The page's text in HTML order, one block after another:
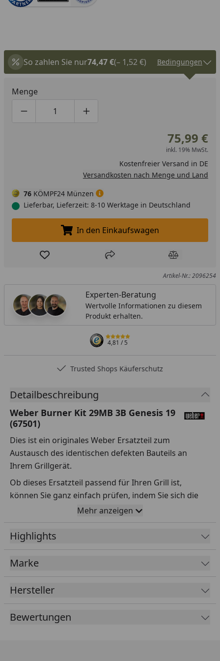
So zahlen Sie nur74,47 €(– 1,52 €) Bedingungen
Menge
Produktmenge um eins verringern
Produktmenge manuell eingeben
Produktmenge um eins erhöhen
75,99 €
inkl. 19% MwSt.
Kostenfreier Versand in DE
Versandkosten nach Menge und Land
76 KÖMPF24 Münzen
Lieferbar, Lieferzeit: 8-10 Werktage in Deutschland
In den Einkaufswagen legen
In den Einkaufswagen
Produkt zur Wunschliste hinzufügen
Teilen Produkt
Artikel-Nr.: 2096254
Experten-Beratung
Wertvolle Informationen zu diesem
Produkt erhalten.
4,81/ 5
Trusted Shops Käuferschutz
Detailbeschreibung
Weber Burner Kit 29MB 3B Genesis 19
(67501)
Dies ist ein originales Weber Ersatzteil zum
Austausch des identischen defekten Bauteils an
Ihrem Grillgerät.
Ob dieses Ersatzteil passend für Ihren Grill ist,
können Sie ganz einfach prüfen, indem Sie sich die
Explosionszeichnung Ihres Grills anschauen und dort
das betreffende Teil heraussuchen.
Über die Seriennummer Ihres Grillgeräts kommen Sie
ganz einfach zur passenden Explosionszeichnung.
Geben Sie dafür die Seriennummer
Sollte Ihnen nicht bekannt sein, wo Sie die
Seriennummer finden, klicken Sie bitteHIER.
Mehr anzeigen
Highlights
Marke
Hersteller
Bewertungen